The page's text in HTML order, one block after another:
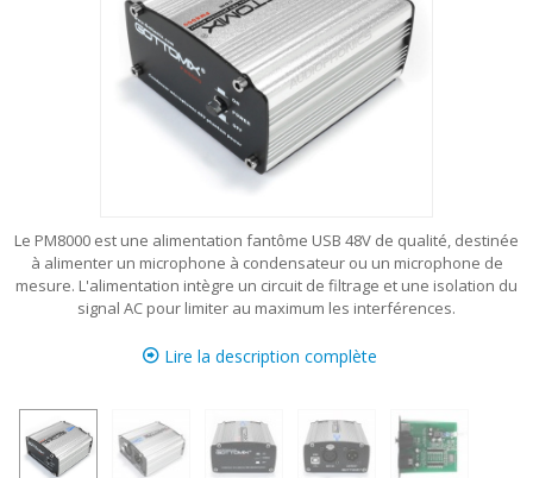
Le PM8000 est une alimentation fantôme USB 48V de qualité, destinée
à alimenter un microphone à condensateur ou un microphone de
mesure. L'alimentation intègre un circuit de filtrage et une isolation du
signal AC pour limiter au maximum les interférences.
Lire la description complète